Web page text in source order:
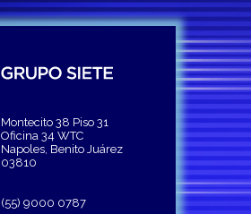
Montecito 38 Piso 31
Oficina 34 WTC
Napoles, Benito Juárez
03810
(55) 9000 0787